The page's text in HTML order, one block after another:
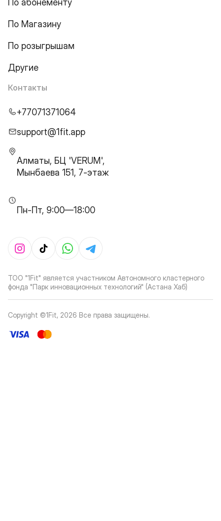
По абонементу
По Магазину
По розыгрышам
Другие
Контакты
+77071371064
support@1fit.app
Алматы, БЦ 'VERUM',
Мынбаева 151, 7-этаж
Пн-Пт, 9:00—18:00
ТОО "1Fit" является участником Автономного кластерного
фонда "Парк инновационных технологий" (Астана Хаб)
Copyright ©1Fit, 2026 Все права защищены.